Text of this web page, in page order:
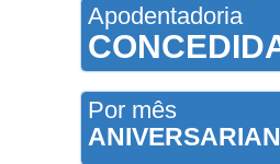
Apodentadoria
Por mês